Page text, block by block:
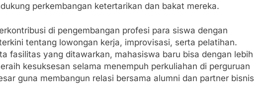
perkembangan ketertarikan dan bakat mereka.
di pengembangan profesi para siswa dengan
tentang lowongan kerja, improvisasi, serta pelatihan.
fasilitas yang ditawarkan, mahasiswa baru bisa dengan lebih
kesuksesan selama menempuh perkuliahan di perguruan
guna membangun relasi bersama alumni dan partner bisnis